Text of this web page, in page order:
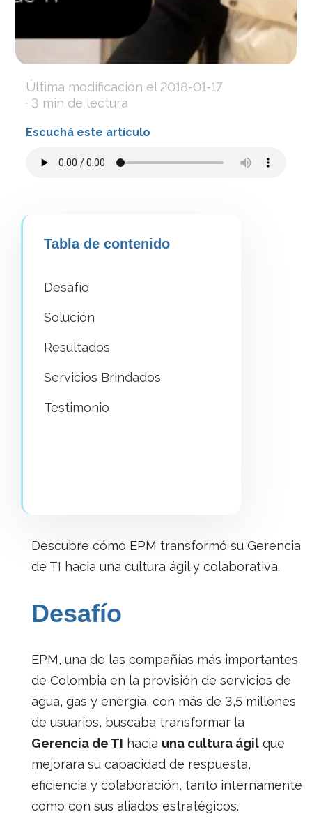
Última modificación el 2018-01-17
· 3 min de lectura
Escuchá este artículo
Tabla de contenido
Desafío
Solución
Resultados
Servicios Brindados
Testimonio
Descubre cómo EPM transformó su Gerencia
de TI hacia una cultura ágil y colaborativa.
Desafío
EPM, una de las compañías más importantes
de Colombia en la provisión de servicios de
agua, gas y energía, con más de 3,5 millones
de usuarios, buscaba transformar la
Gerencia de TI hacia una cultura ágilque
mejorara su capacidad de respuesta,
eficiencia y colaboración, tanto internamente
como con sus aliados estratégicos.